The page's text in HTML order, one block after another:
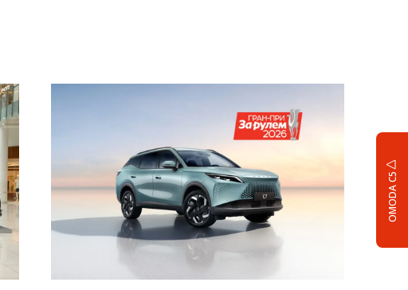
OMODA C5